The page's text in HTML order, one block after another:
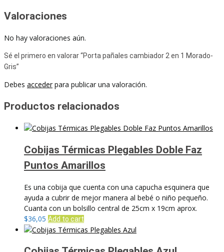
Valoraciones
No hay valoraciones aún.
Sé el primero en valorar “Porta pañales cambiador 2 en 1 Morado-
Gris”
Debes accederpara publicar una valoración.
Productos relacionados
Cobijas Térmicas Plegables Doble Faz
Puntos Amarillos
Es una cobija que cuenta con una capucha esquinera que
ayuda a cubrir de mejor manera al bebé o niño pequeño.
Cuanta con un bolsillo central de 25cm x 19cm aprox.
$36,05 Add to cart